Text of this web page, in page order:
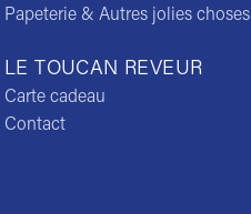
Papeterie & Autres jolies choses
LE TOUCAN REVEUR
Carte cadeau
Contact